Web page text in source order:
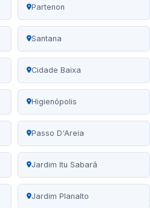
Partenon
Santana
Cidade Baixa
Higienópolis
Passo D'Areia
Jardim Itu Sabará
Jardim Planalto